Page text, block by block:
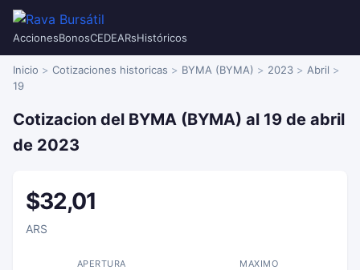
AccionesBonosCEDEARsHistóricos
Inicio Cotizaciones historicas BYMA (BYMA) 2023
Abril
19
Cotizacion del BYMA (BYMA) al 19 de abril
de 2023
$32,01
ARS
APERTURA MAXIMO